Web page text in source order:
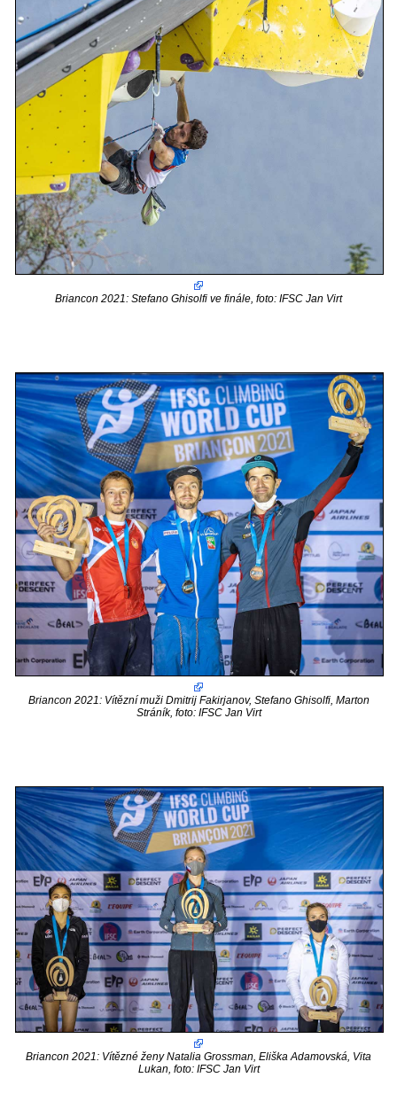
Briancon 2021: Stefano Ghisolfi ve finále, foto: IFSC Jan Virt
Briancon 2021: Vítězní muži Dmitrij Fakirjanov, Stefano Ghisolfi, Marton
Stráník, foto: IFSC Jan Virt
Briancon 2021: Vítězné ženy Natalia Grossman, Eliška Adamovská, Vita
Lukan, foto: IFSC Jan Virt